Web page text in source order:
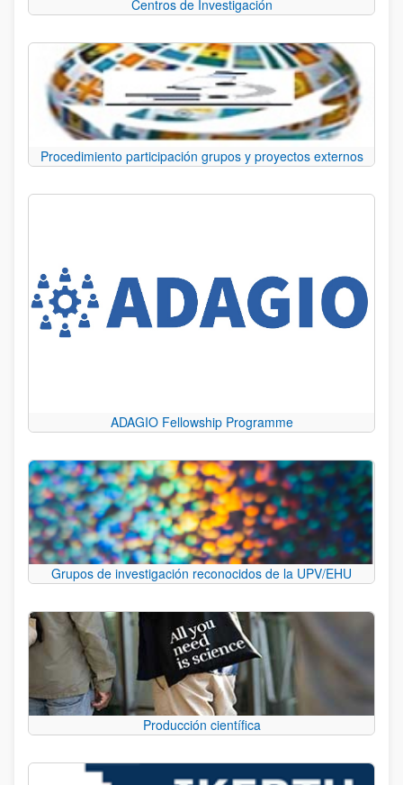
Centros de Investigación
Procedimiento participación grupos y proyectos externos
ADAGIO Fellowship Programme
Grupos de investigación reconocidos de la UPV/EHU
Producción científica